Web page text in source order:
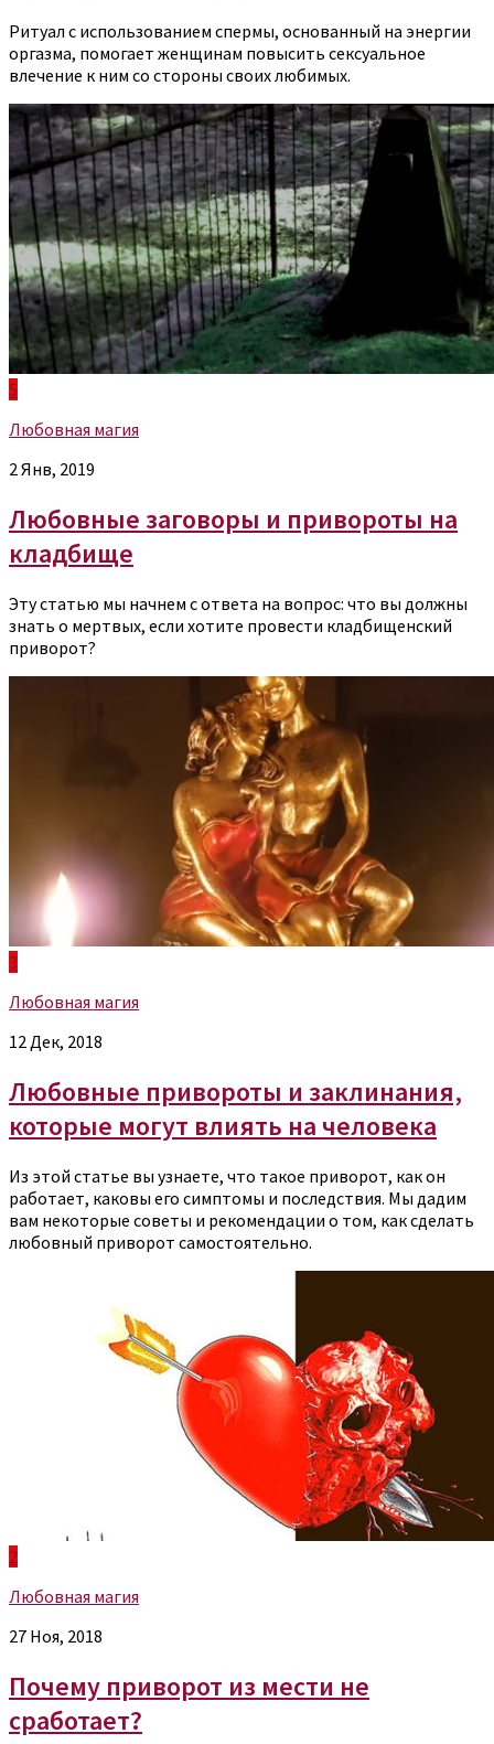
Ритуал с использованием спермы, основанный на энергии
оргазма, помогает женщинам повысить сексуальное
влечение к ним со стороны своих любимых.
5
Любовная магия
2 Янв, 2019
Любовные заговоры и привороты на
кладбище
Эту статью мы начнем с ответа на вопрос: что вы должны
знать о мертвых, если хотите провести кладбищенский
приворот?
3
Любовная магия
12 Дек, 2018
Любовные привороты и заклинания,
которые могут влиять на человека
Из этой статье вы узнаете, что такое приворот, как он
работает, каковы его симптомы и последствия. Мы дадим
вам некоторые советы и рекомендации о том, как сделать
любовный приворот самостоятельно.
2
Любовная магия
27 Ноя, 2018
Почему приворот из мести не
сработает?